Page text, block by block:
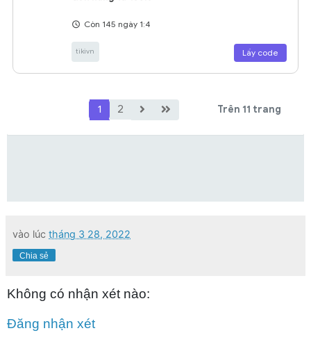
Còn 145 ngày 1:4
tikivn Lấy code
1 2 Trên 11 trang
vào lúc tháng 3 28, 2022
Chia sẻ
Không có nhận xét nào:
Đăng nhận xét